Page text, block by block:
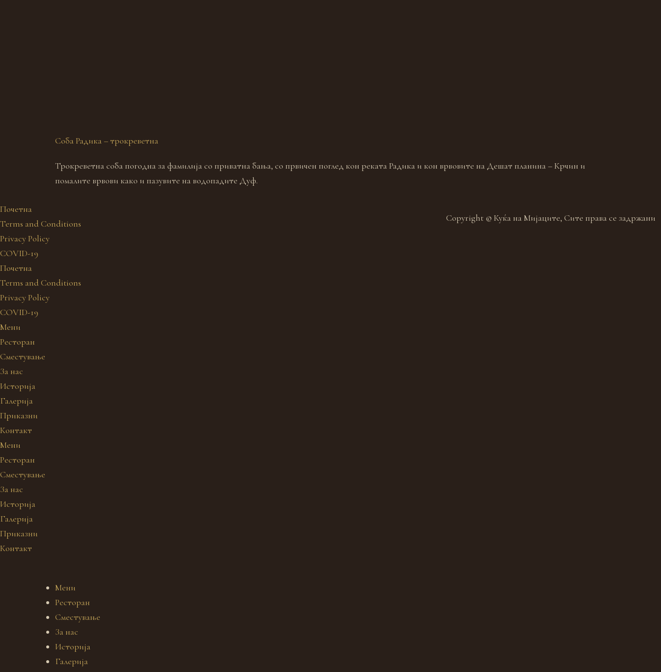
Соба Радика – трокреветна
Трокреветна соба погодна за фамилија со приватна бања, со првичен поглед кон реката Радика и кон врвовите на Дешат планина – Крчин и
помалите врвови како и пазувите на водопадите Дуф.
Почетна
Terms and Conditions
Privacy Policy
COVID-19
Почетна
Terms and Conditions
Privacy Policy
COVID-19
Copyright © Куќа на Мијаците, Сите права се задржани
Мени
Ресторан
Сместување
За нас
Историја
Галерија
Приказни
Контакт
Мени
Ресторан
Сместување
За нас
Историја
Галерија
Приказни
Контакт
Мени
Ресторан
Сместување
За нас
Историја
Галерија